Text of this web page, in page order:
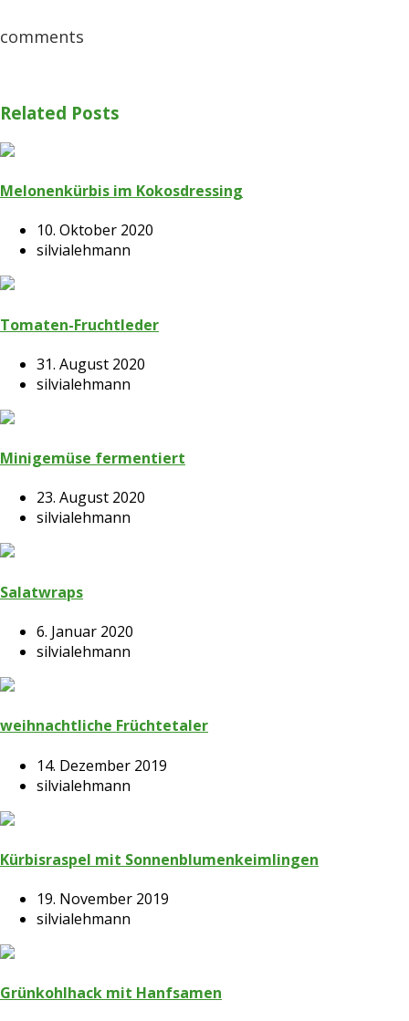
comments
Related Posts
Melonenkürbis im Kokosdressing
10. Oktober 2020
silvialehmann
Tomaten-Fruchtleder
31. August 2020
silvialehmann
Minigemüse fermentiert
23. August 2020
silvialehmann
Salatwraps
6. Januar 2020
silvialehmann
weihnachtliche Früchtetaler
14. Dezember 2019
silvialehmann
Kürbisraspel mit Sonnenblumenkeimlingen
19. November 2019
silvialehmann
Grünkohlhack mit Hanfsamen